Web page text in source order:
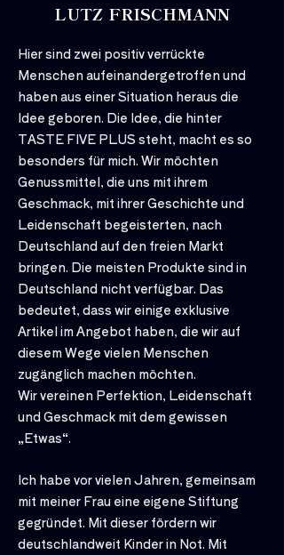
LUTZ FRISCHMANN
Hier sind zwei positiv verrückte
Menschen aufeinandergetroffen und
haben aus einer Situation heraus die
Idee geboren. Die Idee, die hinter
TASTE FIVE PLUS steht, macht es so
besonders für mich. Wir möchten
Genussmittel, die uns mit ihrem
Geschmack, mit ihrer Geschichte und
Leidenschaft begeisterten, nach
Deutschland auf den freien Markt
bringen. Die meisten Produkte sind in
Deutschland nicht verfügbar. Das
bedeutet, dass wir einige exklusive
Artikel im Angebot haben, die wir auf
diesem Wege vielen Menschen
zugänglich machen möchten.
Wir vereinen Perfektion, Leidenschaft
und Geschmack mit dem gewissen
„Etwas“.
Ich habe vor vielen Jahren, gemeinsam
mit meiner Frau eine eigene Stiftung
gegründet. Mit dieser fördern wir
deutschlandweit Kinder in Not. Mit